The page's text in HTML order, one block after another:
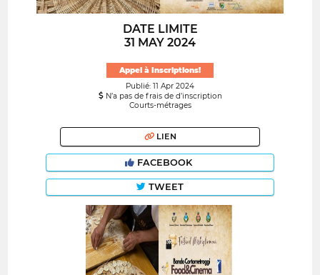
DATE LIMITE
31 MAY 2024
Appel à Inscriptions!
Publié: 11 Apr 2024
N’a pas de frais de d’inscription
Courts-métrages
LIEN
FACEBOOK
TWEET